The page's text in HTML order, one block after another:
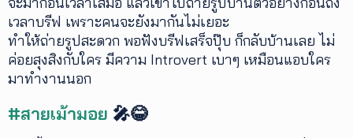
เวลาบรีฟ เพราะคนจะยังมากันไม่เยอะ
ทำให้ถ่ายรูปสะดวก พอฟังบรีฟเสร็จปุ๊บ ก็กลับบ้านเลย ไม่
ค่อยสุงสิงกับใคร มีความ Introvert เบาๆ เหมือนแอบใคร
มาทำงานนอก
#สายเม้ามอย 🎤😂